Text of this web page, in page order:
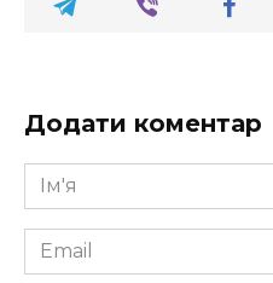
Додати коментар
Ім'я
*
Email
*